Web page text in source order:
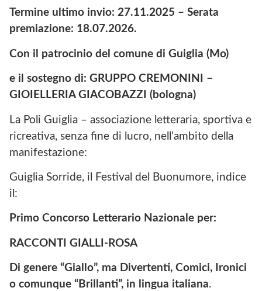
Termine ultimo invio: 27.11.2025 – Serata
premiazione: 18.07.2026.
Con il patrocinio del comune di Guiglia (Mo)
e il sostegno di: GRUPPO CREMONINI –
GIOIELLERIA GIACOBAZZI (bologna)
La Poli Guiglia – associazione letteraria, sportiva e
ricreativa, senza fine di lucro, nell’ambito della
manifestazione:
Guiglia Sorride, il Festival del Buonumore, indice
il:
Primo Concorso Letterario Nazionale per:
RACCONTI GIALLI-ROSA
Di genere “Giallo”, ma Divertenti, Comici, Ironici
o comunque “Brillanti”, in lingua italiana.